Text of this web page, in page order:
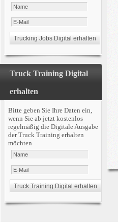
Truck Training Digital
erhalten
Bitte geben Sie Ihre Daten ein,
wenn Sie ab jetzt kostenlos
regelmäßig die Digitale Ausgabe
der Truck Training erhalten
möchten